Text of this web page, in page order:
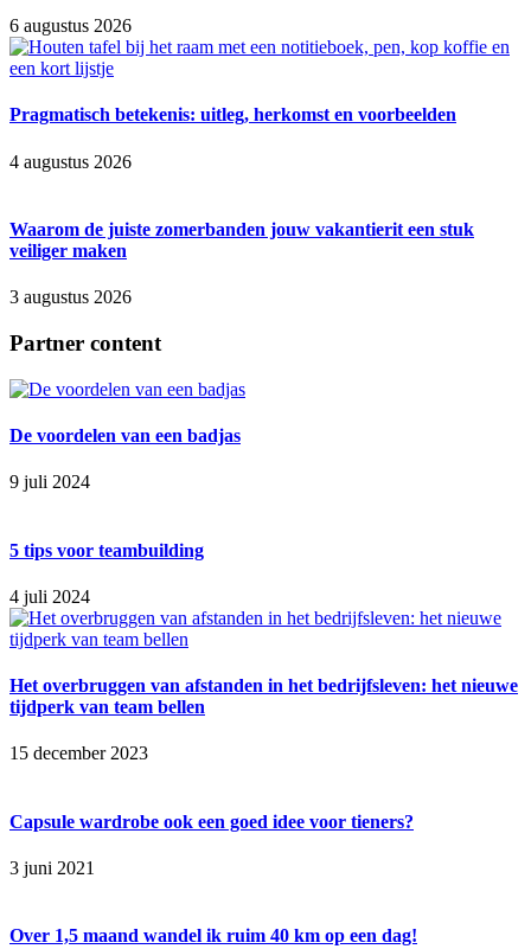
6 augustus 2026
Pragmatisch betekenis: uitleg, herkomst en voorbeelden
4 augustus 2026
Waarom de juiste zomerbanden jouw vakantierit een stuk
veiliger maken
3 augustus 2026
Partner content
De voordelen van een badjas
9 juli 2024
5 tips voor teambuilding
4 juli 2024
Het overbruggen van afstanden in het bedrijfsleven: het nieuwe
tijdperk van team bellen
15 december 2023
Capsule wardrobe ook een goed idee voor tieners?
3 juni 2021
Over 1,5 maand wandel ik ruim 40 km op een dag!